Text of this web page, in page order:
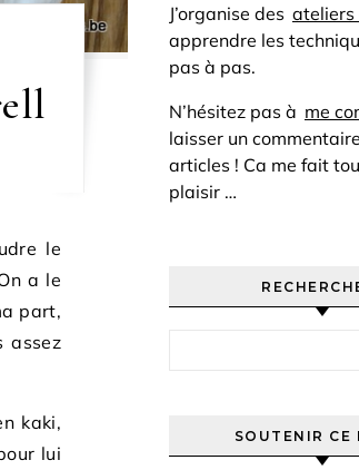
le
a le
part,
assez
kaki,
lui
J’organise des ateliers
apprendre les
pas à pas.
N’hésitez pas à me
laisser un
articles ! Ca me fait
plaisir …
SOUTENIR CE